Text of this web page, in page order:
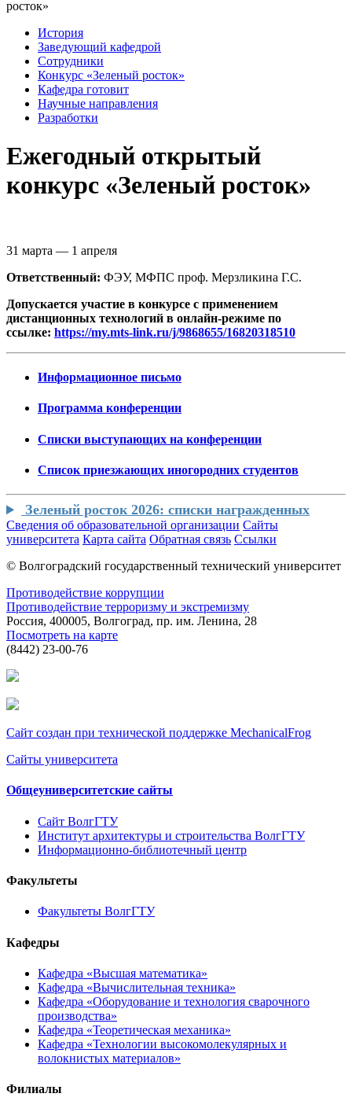
росток»
История
Заведующий кафедрой
Сотрудники
Конкурс «Зеленый росток»
Кафедра готовит
Научные направления
Разработки
Ежегодный открытый
конкурс «Зеленый росток»
31 марта — 1 апреля
Ответственный: ФЭУ, МФПС проф. Мерзликина Г.С.
Допускается участие в конкурсе с применением
дистанционных технологий в онлайн-режиме по
ссылке: https://my.mts-link.ru/j/9868655/16820318510
Информационное письмо
Программа конференции
Списки выступающих на конференции
Cписок приезжающих иногородних студентов
Зеленый росток 2026: списки награжденных
Сведения об образовательной организации Сайты
университета Карта сайта Обратная связь Ссылки
© Волгоградский государственный технический университет
Противодействие коррупции
Противодействие терроризму и экстремизму
Россия, 400005, Волгоград, пр. им. Ленина, 28
Посмотреть на карте
(8442) 23-00-76
Сайт создан при технической поддержке MechanicalFrog
Сайты университета
Общеуниверситетские сайты
Сайт ВолгГТУ
Институт архитектуры и строительства ВолгГТУ
Информационно-библиотечный центр
Факультеты
Факультеты ВолгГТУ
Кафедры
Кафедра «Высшая математика»
Кафедра «Вычислительная техника»
Кафедра «Оборудование и технология сварочного
производства»
Кафедра «Теоретическая механика»
Кафедра «Технологии высокомолекулярных и
волокнистых материалов»
Филиалы